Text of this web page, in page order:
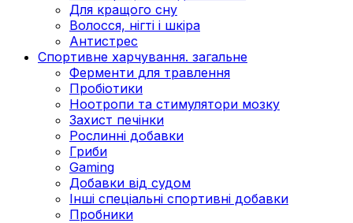
Для кращого сну
Волосся, нігті і шкіра
Антистрес
Спортивне харчування. загальне
Ферменти для травлення
Пробіотики
Ноотропи та стимулятори мозку
Захист печінки
Рослинні добавки
Гриби
Gaming
Добавки від судом
Інші спеціальні спортивні добавки
Пробники